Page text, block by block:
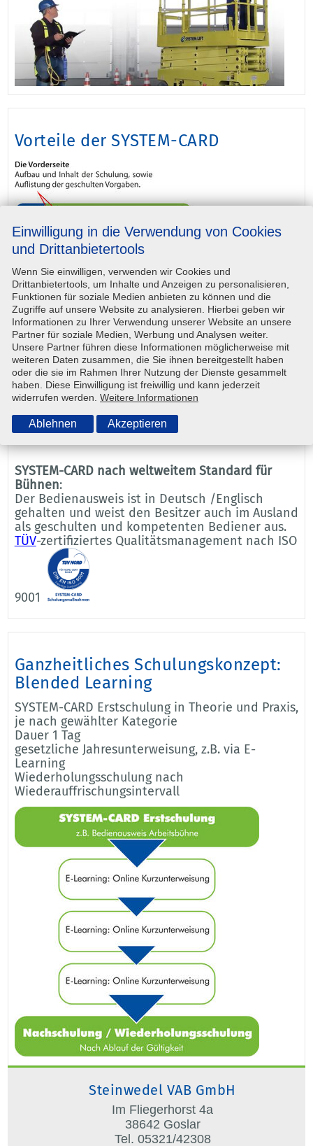
Vorteile der SYSTEM-CARD
SYSTEM-CARD nach weltweitem Standard für
Bühnen:
Der Bedienausweis ist in Deutsch /Englisch
gehalten und weist den Besitzer auch im Ausland
als geschulten und kompetenten Bediener aus.
TÜV-zertifiziertes Qualitätsmanagement nach ISO
9001
Ganzheitliches Schulungskonzept:
Blended Learning
SYSTEM-CARD Erstschulung in Theorie und Praxis,
je nach gewählter Kategorie
Dauer 1 Tag
gesetzliche Jahresunterweisung, z.B. via E-
Learning
Wiederholungsschulung nach
Wiederauffrischungsintervall
Steinwedel VAB GmbH
Im Fliegerhorst 4a
38642 Goslar
Tel. 05321/42308
Einwilligung in die Verwendung von Cookies
und Drittanbietertools
Wenn Sie einwilligen, verwenden wir Cookies und
Drittanbietertools, um Inhalte und Anzeigen zu personalisieren,
Funktionen für soziale Medien anbieten zu können und die
Zugriffe auf unsere Website zu analysieren. Hierbei geben wir
Informationen zu Ihrer Verwendung unserer Website an unsere
Partner für soziale Medien, Werbung und Analysen weiter.
Unsere Partner führen diese Informationen möglicherweise mit
weiteren Daten zusammen, die Sie ihnen bereitgestellt haben
oder die sie im Rahmen Ihrer Nutzung der Dienste gesammelt
haben. Diese Einwilligung ist freiwillig und kann jederzeit
widerrufen werden. Weitere Informationen
Ablehnen Akzeptieren